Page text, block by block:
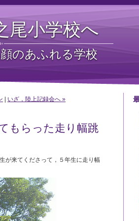
尾小学校へ
のあふれる学校
いざ，陸上記録会へ »
もらった走り幅跳
が来てくださって，５年生に走り幅